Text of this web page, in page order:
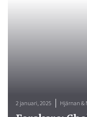
2 januari, 2025 Hjärnan &